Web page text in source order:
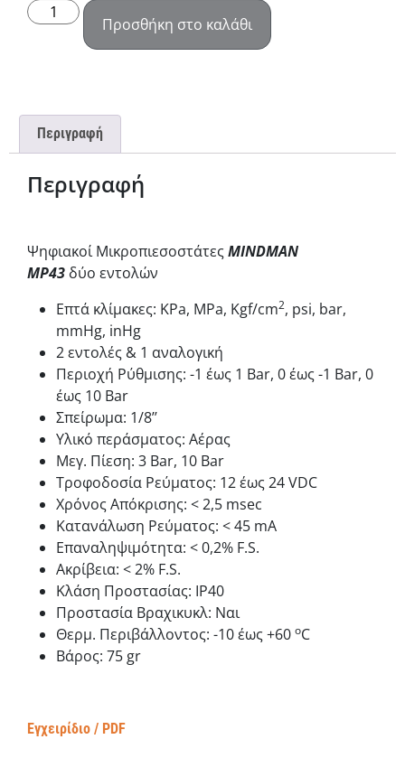
Προσθήκη στο καλάθι
Περιγραφή
Περιγραφή
Ψηφιακοί ΜικροπιεσοστάτεςMINDMAN
MP43 δύο εντολών
Επτά κλίμακες: KPa, MPa, Kgf/cm2, psi, bar,
mmHg, inHg
2 εντολές & 1 αναλογική
Περιοχή Ρύθμισης: -1 έως 1 Bar, 0 έως -1 Bar, 0
έως 10 Bar
Σπείρωμα: 1/8’’
Υλικό περάσματος: Αέρας
Μεγ. Πίεση: 3 Bar, 10 Bar
Τροφοδοσία Ρεύματος: 12 έως 24 VDC
Χρόνος Απόκρισης: < 2,5 msec
Κατανάλωση Ρεύματος: < 45 mA
Επαναληψιμότητα: < 0,2% F.S.
Ακρίβεια: < 2% F.S.
Κλάση Προστασίας: IP40
Προστασία Βραχικυκλ: Ναι
Θερμ. Περιβάλλοντος: -10 έως +60 oC
Βάρος: 75 gr
Εγχειρίδιο / PDF